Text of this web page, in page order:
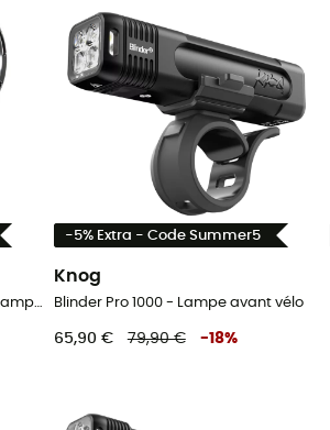
MaXx-D 17 - USB-C Charging - Lampe avant vélo
-5% Extra - Code Summer5
Knog
Blinder Pro 1000 - Lampe avant vélo
65,90 € 79,90 € -18%